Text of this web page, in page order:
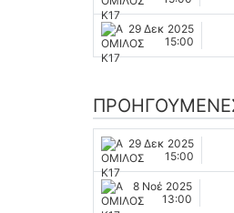
29 Δεκ 2025
15:00
29 Δεκ 2025
15:00
8 Νοέ 2025
13:00